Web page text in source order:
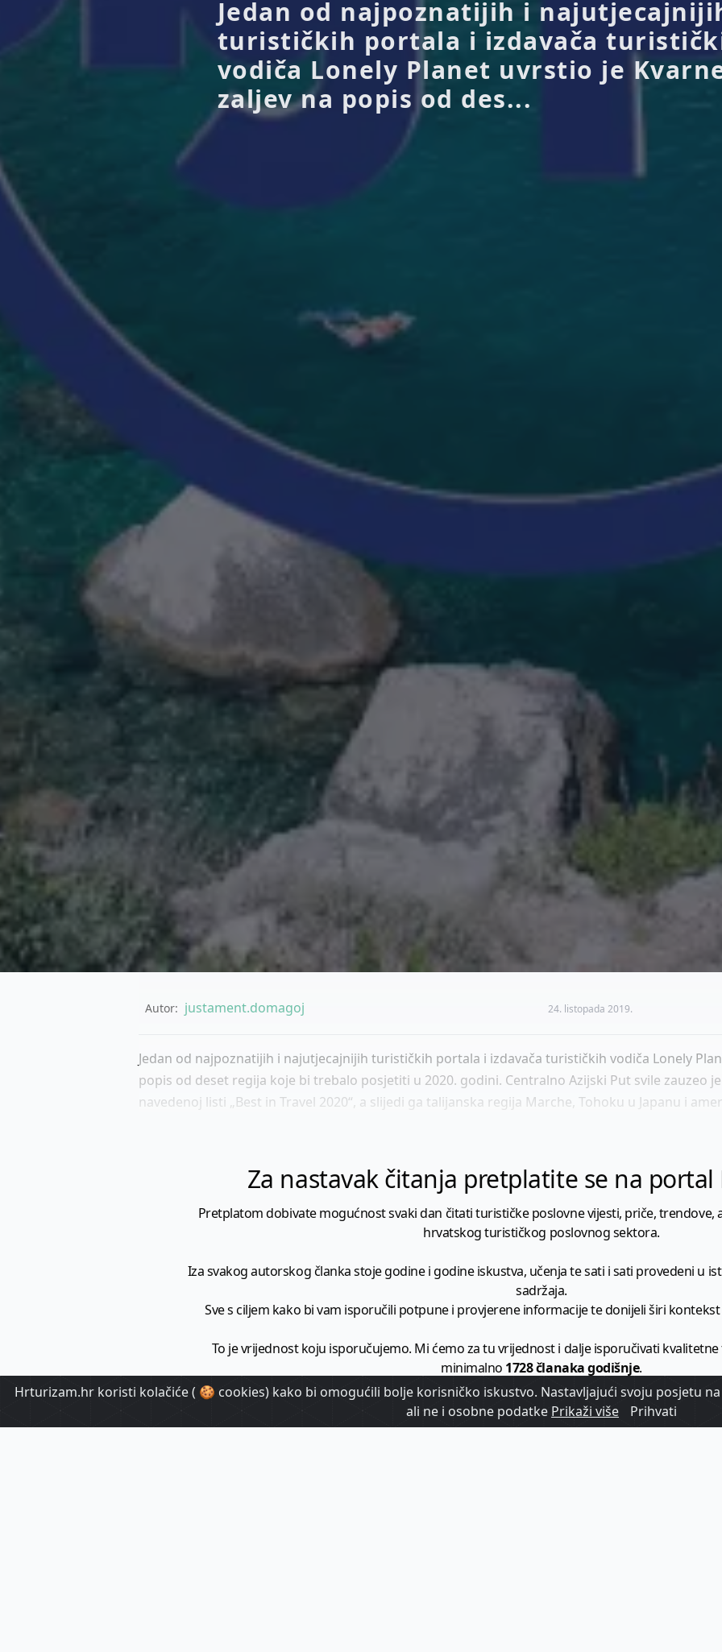
Jedan od najpoznatijih i
turističkih portala i izdavača
vodiča Lonely Planet uvrstio je
zaljev na popis od des...
Autor: justament.domagoj 24. listopada 2019.
Jedan od najpoznatijih i najutjecajnijih turističkih portala i izdavača turističkih vodiča Lonely
popis od deset regija koje bi trebalo posjetiti u 2020. godini. Centralno Azijski Put svile zauzeo
navedenoj listi „Best in Travel 2020“, a slijedi ga talijanska regija Marche, Tohoku u Japanu i
Za nastavak čitanja pretplatite se na
Pretplatom dobivate mogućnost svaki dan čitati turističke poslovne vijesti, priče, trendove,
hrvatskog turističkog poslovnog sektora.
Iza svakog autorskog članka stoje godine i godine iskustva, učenja te sati i sati provedeni u
sadržaja.
Sve s ciljem kako bi vam isporučili potpune i provjerene informacije te donijeli širi
To je vrijednost koju isporučujemo. Mi ćemo za tu vrijednost i dalje isporučivati
minimalno 1728 članaka godišnje.
HrTurizam - vaš izvor informacija iz poslovnog svijeta hrvatskog
Hrturizam.hr koristi kolačiće ( 🍪 cookies) kako bi omogućili bolje korisničko iskustvo. Nastavljajući svoju posjetu
ali ne i osobne podatke Prikaži više Prihvati